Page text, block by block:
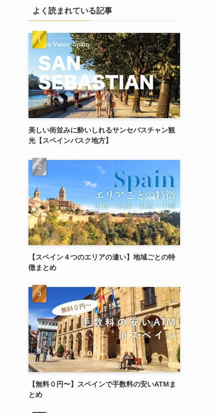
よく読まれている記事
美しい街並みに酔いしれるサンセバスチャン観
光【スペインバスク地方】
【スペイン４つのエリアの違い】地域ごとの特
徴まとめ
【無料０円〜】スペインで手数料の安いATMま
とめ